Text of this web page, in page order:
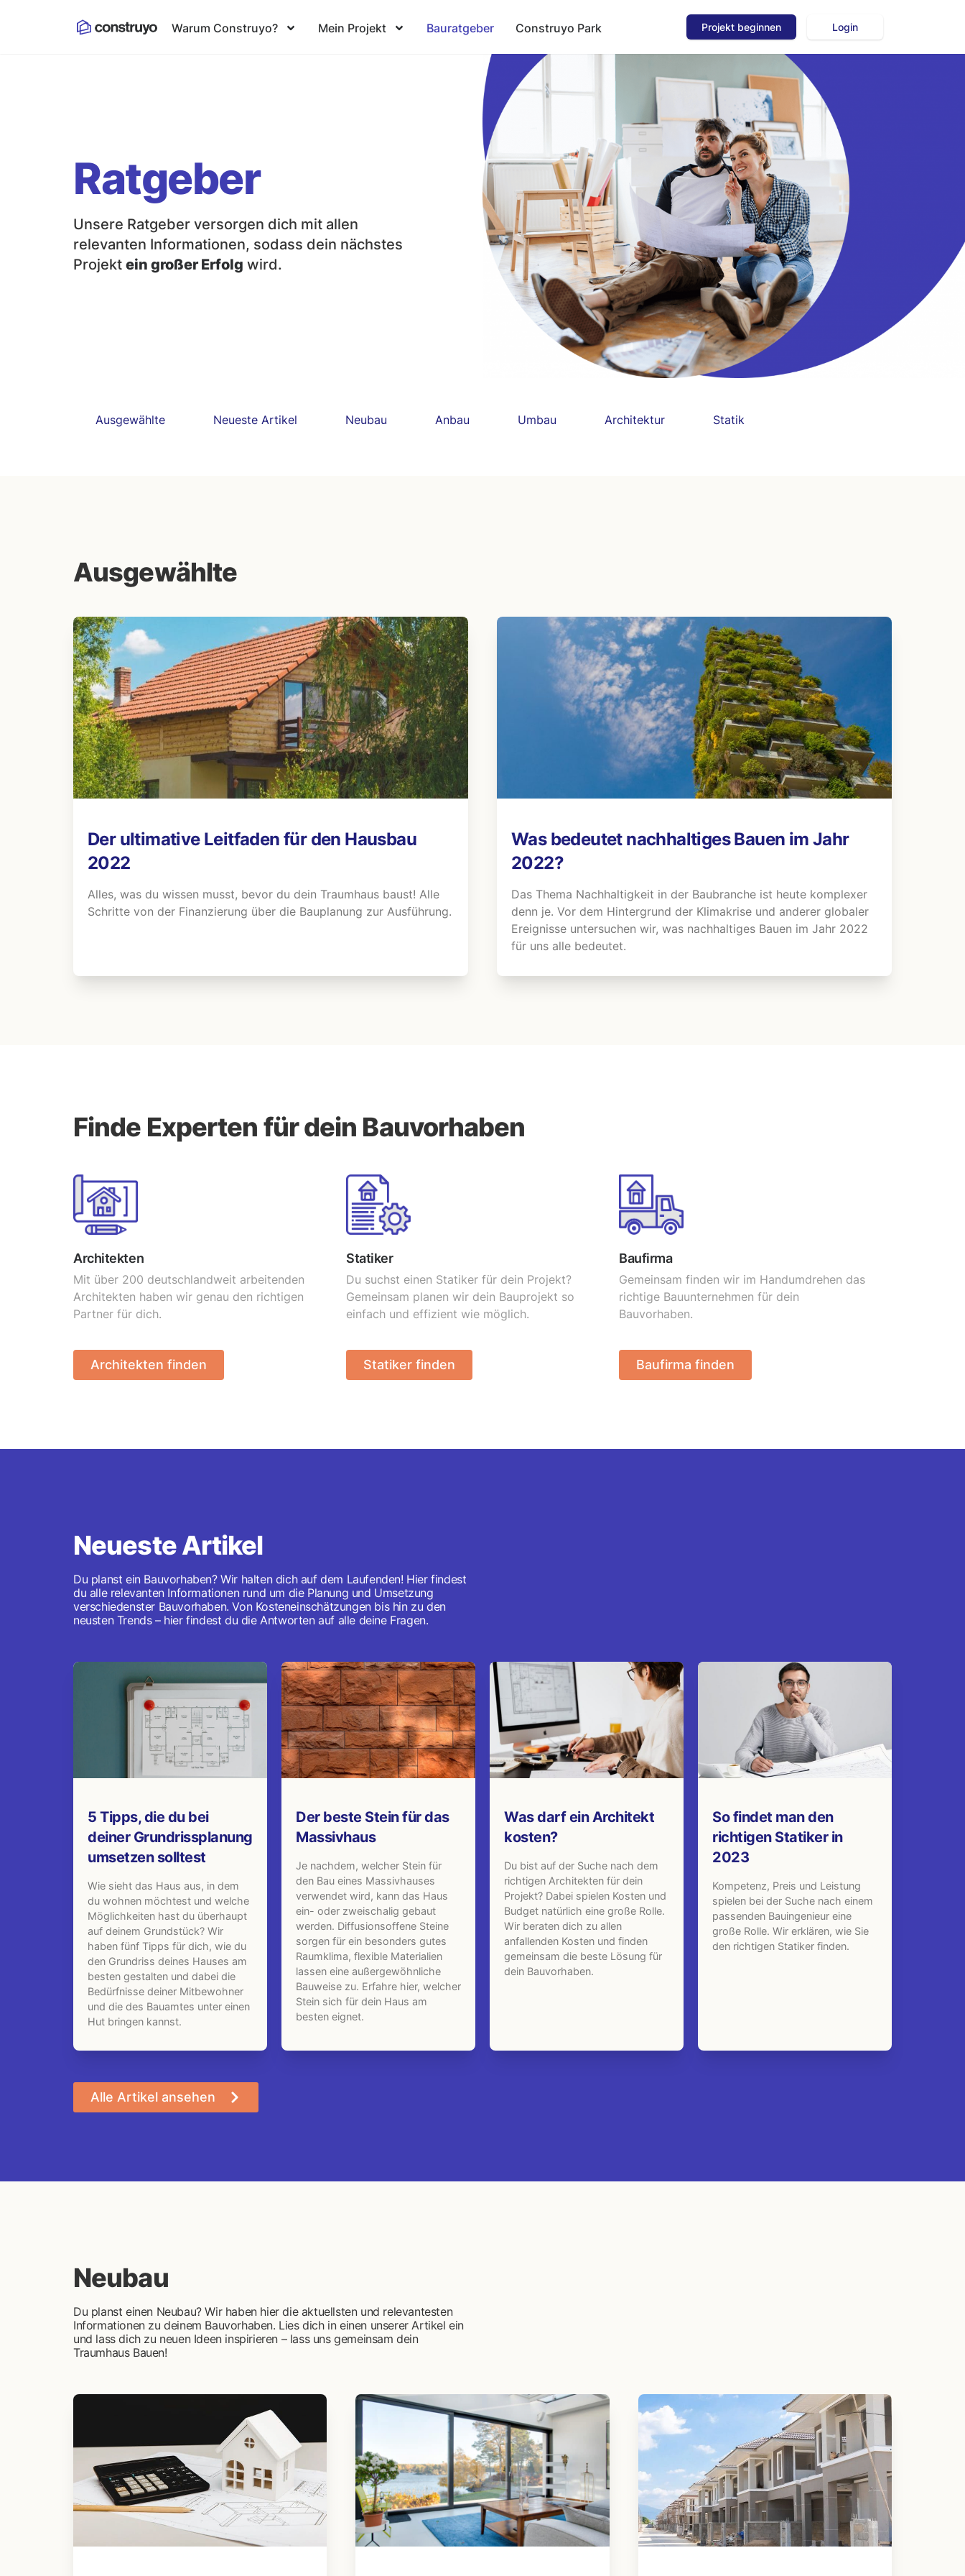
Warum Construyo? Mein Projekt Bauratgeber Construyo Park Projekt beginnen Login
Ratgeber
Unsere Ratgeber versorgen dich mit allen
relevanten Informationen, sodass dein nächstes
Projekt ein großer Erfolg wird.
Ausgewählte Neueste Artikel Neubau Anbau Umbau Architektur Statik
Ausgewählte
Der ultimative Leitfaden für den Hausbau
2022
Alles, was du wissen musst, bevor du dein Traumhaus baust! Alle
Schritte von der Finanzierung über die Bauplanung zur Ausführung.
Was bedeutet nachhaltiges Bauen im Jahr
2022?
Das Thema Nachhaltigkeit in der Baubranche ist heute komplexer
denn je. Vor dem Hintergrund der Klimakrise und anderer globaler
Ereignisse untersuchen wir, was nachhaltiges Bauen im Jahr 2022
für uns alle bedeutet.
Finde Experten für dein Bauvorhaben
Architekten
Mit über 200 deutschlandweit arbeitenden
Architekten haben wir genau den richtigen
Partner für dich.
Architekten finden
Statiker
Du suchst einen Statiker für dein Projekt?
Gemeinsam planen wir dein Bauprojekt so
einfach und effizient wie möglich.
Statiker finden
Baufirma
Gemeinsam finden wir im Handumdrehen das
richtige Bauunternehmen für dein
Bauvorhaben.
Baufirma finden
Neueste Artikel
Du planst ein Bauvorhaben? Wir halten dich auf dem Laufenden! Hier findest
du alle relevanten Informationen rund um die Planung und Umsetzung
verschiedenster Bauvorhaben. Von Kosteneinschätzungen bis hin zu den
neusten Trends – hier findest du die Antworten auf alle deine Fragen.
5 Tipps, die du bei
deiner Grundrissplanung
umsetzen solltest
Wie sieht das Haus aus, in dem
du wohnen möchtest und welche
Möglichkeiten hast du überhaupt
auf deinem Grundstück? Wir
haben fünf Tipps für dich, wie du
den Grundriss deines Hauses am
besten gestalten und dabei die
Bedürfnisse deiner Mitbewohner
und die des Bauamtes unter einen
Hut bringen kannst.
Der beste Stein für das
Massivhaus
Je nachdem, welcher Stein für
den Bau eines Massivhauses
verwendet wird, kann das Haus
ein- oder zweischalig gebaut
werden. Diffusionsoffene Steine
sorgen für ein besonders gutes
Raumklima, flexible Materialien
lassen eine außergewöhnliche
Bauweise zu. Erfahre hier, welcher
Stein sich für dein Haus am
besten eignet.
Was darf ein Architekt
kosten?
Du bist auf der Suche nach dem
richtigen Architekten für dein
Projekt? Dabei spielen Kosten und
Budget natürlich eine große Rolle.
Wir beraten dich zu allen
anfallenden Kosten und finden
gemeinsam die beste Lösung für
dein Bauvorhaben.
So findet man den
richtigen Statiker in
2023
Kompetenz, Preis und Leistung
spielen bei der Suche nach einem
passenden Bauingenieur eine
große Rolle. Wir erklären, wie Sie
den richtigen Statiker finden.
Alle Artikel ansehen
Neubau
Du planst einen Neubau? Wir haben hier die aktuellsten und relevantesten
Informationen zu deinem Bauvorhaben. Lies dich in einen unserer Artikel ein
und lass dich zu neuen Ideen inspirieren – lass uns gemeinsam dein
Traumhaus Bauen!